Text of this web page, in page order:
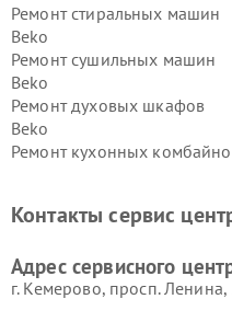
Ремонт стиральных машин
Beko
Ремонт сушильных машин
Beko
Ремонт духовых шкафов
Beko
Ремонт кухонных
Ремонт холодильников
Контакты сервис
Адрес сервисного
г. Кемерово, просп.